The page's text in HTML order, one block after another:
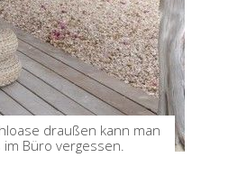
draußen kann man
Büro vergessen.